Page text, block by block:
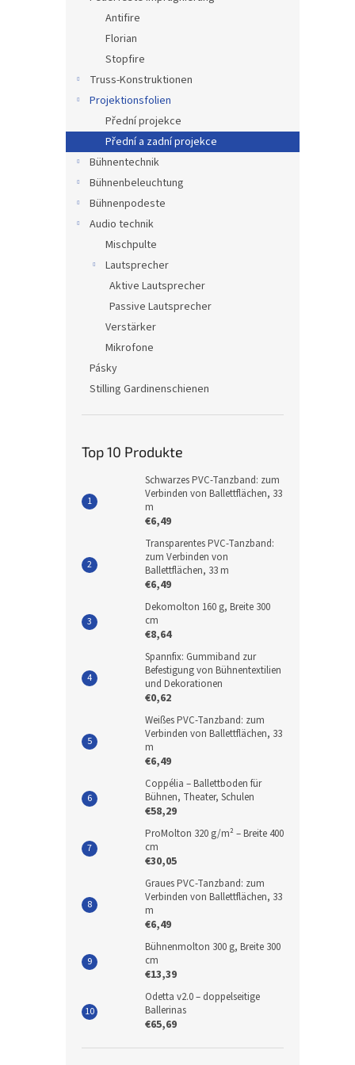
Antifire
Florian
Stopfire
Truss-Konstruktionen
Projektionsfolien
Přední projekce
Přední a zadní projekce
Bühnentechnik
Bühnenbeleuchtung
Bühnenpodeste
Audio technik
Mischpulte
Lautsprecher
Aktive Lautsprecher
Passive Lautsprecher
Verstärker
Mikrofone
Pásky
Stilling Gardinenschienen
Top 10 Produkte
Schwarzes PVC-Tanzband: zum
Verbinden von Ballettflächen, 33
m
€6,49
Transparentes PVC-Tanzband:
zum Verbinden von
Ballettflächen, 33 m
€6,49
Dekomolton 160 g, Breite 300
cm
€8,64
Spannfix: Gummiband zur
Befestigung von Bühnentextilien
und Dekorationen
€0,62
Weißes PVC-Tanzband: zum
Verbinden von Ballettflächen, 33
m
€6,49
Coppélia – Ballettboden für
Bühnen, Theater, Schulen
€58,29
ProMolton 320 g/m² – Breite 400
cm
€30,05
Graues PVC-Tanzband: zum
Verbinden von Ballettflächen, 33
m
€6,49
Bühnenmolton 300 g, Breite 300
cm
€13,39
Odetta v2.0 – doppelseitige
Ballerinas
€65,69